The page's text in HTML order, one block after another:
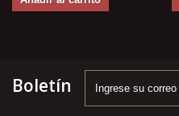
Boletín